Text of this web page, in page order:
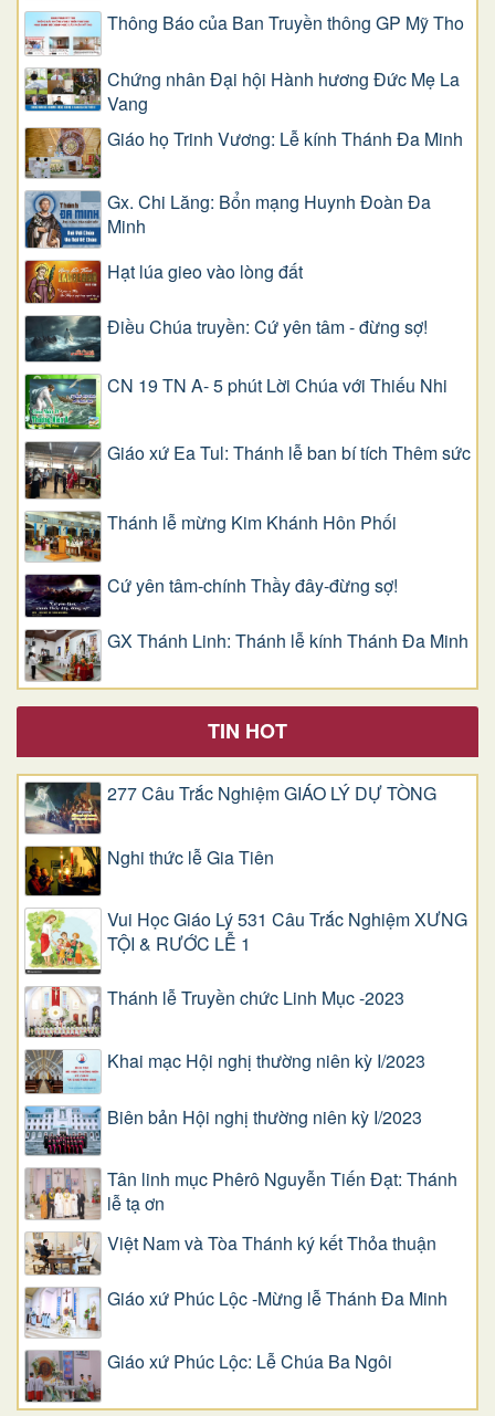
Thông Báo của Ban Truyền thông GP Mỹ Tho
Chứng nhân Đại hội Hành hương Đức Mẹ La
Vang
Giáo họ Trinh Vương: Lễ kính Thánh Đa Minh
Gx. Chi Lăng: Bổn mạng Huynh Đoàn Đa
Minh
Hạt lúa gieo vào lòng đất
Điều Chúa truyền: Cứ yên tâm - đừng sợ!
CN 19 TN A- 5 phút Lời Chúa với Thiếu Nhi
Giáo xứ Ea Tul: Thánh lễ ban bí tích Thêm sức
Thánh lễ mừng Kim Khánh Hôn Phối
Cứ yên tâm-chính Thầy đây-đừng sợ!
GX Thánh Linh: Thánh lễ kính Thánh Đa Minh
TIN HOT
277 Câu Trắc Nghiệm GIÁO LÝ DỰ TÒNG
Nghi thức lễ Gia Tiên
Vui Học Giáo Lý 531 Câu Trắc Nghiệm XƯNG
TỘI & RƯỚC LỄ 1
Thánh lễ Truyền chức Linh Mục -2023
Khai mạc Hội nghị thường niên kỳ I/2023
Biên bản Hội nghị thường niên kỳ I/2023
Tân linh mục Phêrô Nguyễn Tiến Đạt: Thánh
lễ tạ ơn
Việt Nam và Tòa Thánh ký kết Thỏa thuận
Giáo xứ Phúc Lộc -Mừng lễ Thánh Đa Minh
Giáo xứ Phúc Lộc: Lễ Chúa Ba Ngôi